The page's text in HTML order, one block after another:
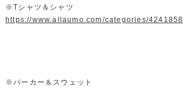
※Tシャツ＆シャツ
https://www.allaumo.com/categories/4241858
※パーカー＆スウェット